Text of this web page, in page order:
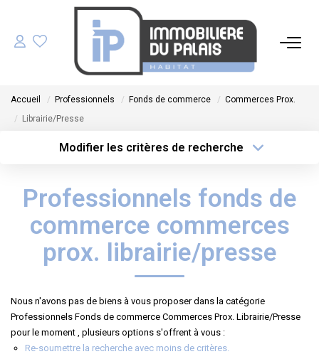
ACHETER
GÉRER
ESTIMER
NOS AGENCES
ALERTE
Accueil Professionnels Fonds de commerce
Commerces Prox.
Librairie/Presse
Modifier les critères de recherche
Sélectionnez...
Type de bien
Surface min
Professionnels fonds de
commerce commerces
prox. librairie/presse
Nous n'avons pas de biens à vous proposer dans la catégorie
Professionnels Fonds de commerce Commerces Prox. Librairie/Presse
pour le moment , plusieurs options s'offrent à vous :
Re-soumettre la recherche avec moins de critères.